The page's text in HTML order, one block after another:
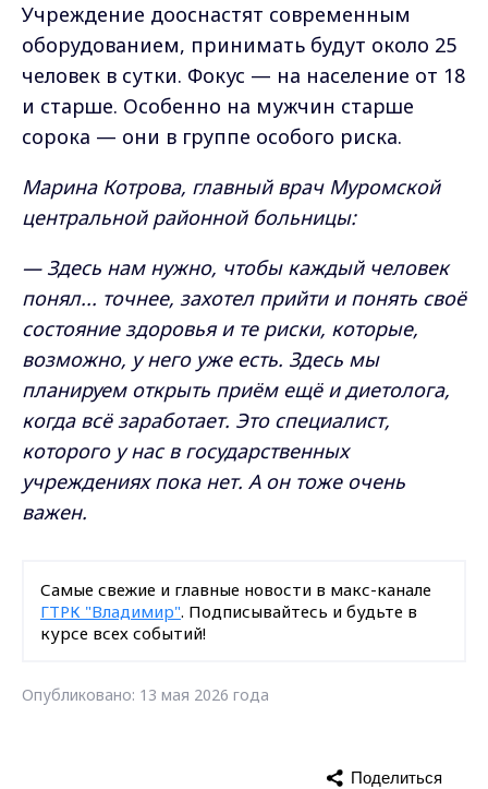
Учреждение дооснастят современным
оборудованием, принимать будут около 25
человек в сутки. Фокус — на население от 18
и старше. Особенно на мужчин старше
сорока — они в группе особого риска.
Марина Котрова, главный врач Муромской
центральной районной больницы:
— Здесь нам нужно, чтобы каждый человек
понял... точнее, захотел прийти и понять своё
состояние здоровья и те риски, которые,
возможно, у него уже есть. Здесь мы
планируем открыть приём ещё и диетолога,
когда всё заработает. Это специалист,
которого у нас в государственных
учреждениях пока нет. А он тоже очень
важен.
Самые свежие и главные новости в макс-канале
ГТРК "Владимир". Подписывайтесь и будьте в
курсе всех событий!
Опубликовано: 13 мая 2026 года
Поделиться